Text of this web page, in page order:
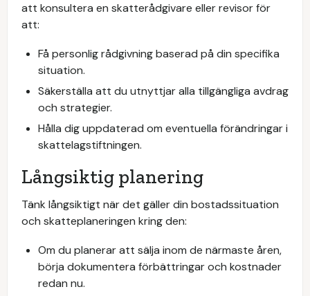
att konsultera en skatterådgivare eller revisor för
att:
Få personlig rådgivning baserad på din specifika
situation.
Säkerställa att du utnyttjar alla tillgängliga avdrag
och strategier.
Hålla dig uppdaterad om eventuella förändringar i
skattelagstiftningen.
Långsiktig planering
Tänk långsiktigt när det gäller din bostadssituation
och skatteplaneringen kring den:
Om du planerar att sälja inom de närmaste åren,
börja dokumentera förbättringar och kostnader
redan nu.